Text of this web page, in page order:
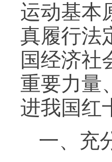
运动基本
真履行法
国经济社
重要力量
进我国红
一、充